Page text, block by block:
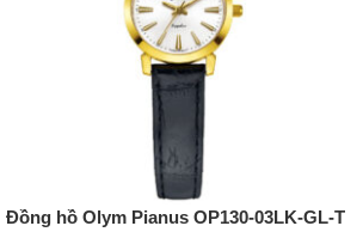
Đồng hồ Olym Pianus OP130-03LK-GL-T